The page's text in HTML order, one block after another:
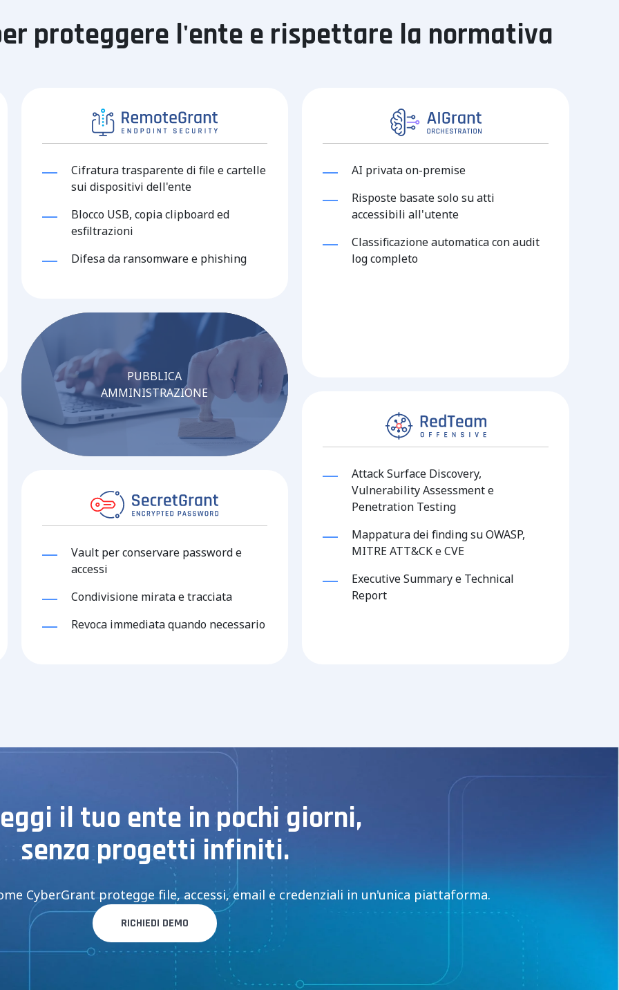
proteggere l'ente e rispettare la normativa
Cifratura trasparente di file e cartelle
sui dispositivi dell'ente
Blocco USB, copia clipboard ed
esfiltrazioni
Difesa da ransomware e phishing
AI privata on-premise
Risposte basate solo su atti
accessibili all'utente
Classificazione automatica con audit
log completo
PUBBLICA
AMMINISTRAZIONE
Attack Surface Discovery,
Vulnerability Assessment e
Penetration Testing
Mappatura dei finding su OWASP,
MITRE ATT&CK e CVE
Executive Summary e Technical
Report
Vault per conservare password e
accessi
Condivisione mirata e tracciata
Revoca immediata quando necessario
il tuo ente in pochi giorni,
senza progetti infiniti.
CyberGrant protegge file, accessi, email e credenziali in un'unica piattaforma.
RICHIEDI DEMO